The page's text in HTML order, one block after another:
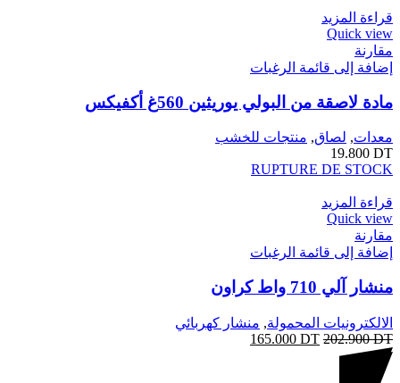
قراءة المزيد
Quick view
مقارنة
إضافة إلى قائمة الرغبات
مادة لاصقة من البولي يوريثين 560غ أكفيكس
معدات, لصاق, منتجات للخشب
19.800 DT
RUPTURE DE STOCK
قراءة المزيد
Quick view
مقارنة
إضافة إلى قائمة الرغبات
منشار آلي 710 واط كراون
الالكترونيات المحمولة, منشار كهربائي
202.900DT
165.000 DT